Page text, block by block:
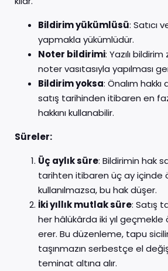
Bildirim yükümlüsü: Satıcı
yapmakla yükümlüdür.
Noter bildirimi: Yazılı
noter vasıtasıyla yapılması
Bildirim yoksa: Önalım
satış tarihinden itibaren en
hakkını kullanabilir.
Süreler:
Üç aylık süre: Bildirimin hak
tarihten itibaren üç ay içinde
kullanılmazsa, bu hak düşer.
İki yıllık mutlak süre: Satış
her hâlükârda iki yıl geçmekle
erer. Bu düzenleme, tapu
taşınmazın serbestçe el
teminat altına alır.